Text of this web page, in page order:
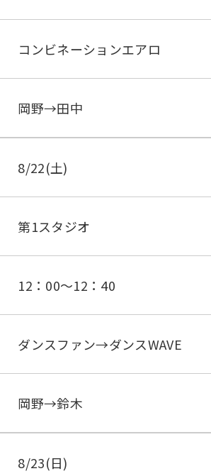
コンビネーションエアロ
岡野→田中
8/22(土)
第1スタジオ
12：00～12：40
ダンスファン→ダンスWAVE
岡野→鈴木
8/23(日)